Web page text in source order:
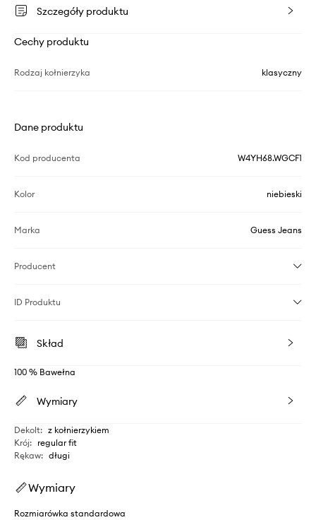
Szczegóły produktu
Cechy produktu
Rodzaj kołnierzyka klasyczny
Dane produktu
Kod producenta W4YH68.WGCF1
Kolor niebieski
Marka Guess Jeans
Producent
ID Produktu
Skład
100 % Bawełna
Wymiary
Dekolt: z kołnierzykiem
Krój: regular fit
Rękaw: długi
Wymiary
Rozmiarówka standardowa